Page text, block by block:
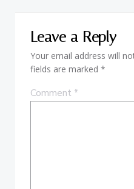
Leave a Reply
Your email address will
fields are marked *
Comment *